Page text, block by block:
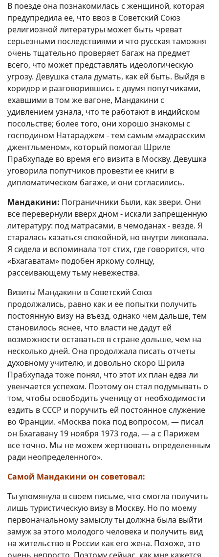
В поезде она познакомилась с женщиной, которая
предупредила ее, что ввоз в Советский Союз
религиозной литературы может быть чреват
серьезными последствиями и что русская таможня
очень тщательно проверяет багаж на предмет
всего, что может представлять идеологическую
угрозу. Девушка стала думать, как ей быть. Выйдя в
коридор и разговорившись с двумя попутчиками,
ехавшими в том же вагоне, Мандакини с
удивлением узнала, что те работают в индийском
посольстве; более того, они хорошо знакомы с
господином Натараджем - тем самым «мадрасским
джентльменом», который помогал Шриле
Прабхупаде во время его визита в Москву. Девушка
уговорила попутчиков провезти ее книги в
дипломатическом багаже, и они согласились.
Мандакини: Пограничники были, как звери. Они
все перевернули вверх дном - искали запрещенную
литературу: под матрасами, в чемоданах - везде. Я
старалась казаться спокойной, но внутри ликовала.
Я сидела и вспоминала тот стих, где говорится, что
«Бхагаватам» подобен яркому солнцу,
рассеивающему тьму невежества.
Визиты Мандакини в Советский Союз
продолжались, равно как и ее попытки получить
постоянную визу на въезд, однако чем дальше, тем
становилось яснее, что власти не дадут ей
возможности оставаться в стране дольше, чем на
несколько дней. Она продолжала писать отчеты
духовному учителю, и довольно скоро Шрила
Прабхупада тоже понял, что этот их план едва ли
увенчается успехом. Поэтому он стал подумывать о
том, чтобы освободить ученицу от необходимости
ездить в СССР и поручить ей постоянное служение
во Франции. «Москва пока под вопросом, — писал
он Бхагавану 19 ноября 1973 года‚ — а с Парижем
все точно. Мы не можем жертвовать определенным
ради неопределенного».
Самой Мандакини он советовал:
Ты упомянула в своем письме, что смогла получить
лишь туристическую визу в Москву. Но по моему
первоначальному замыслу ты должна была выйти
замуж за этого молодого человека и получить вид
на жительство в России как его жена. Похоже, это